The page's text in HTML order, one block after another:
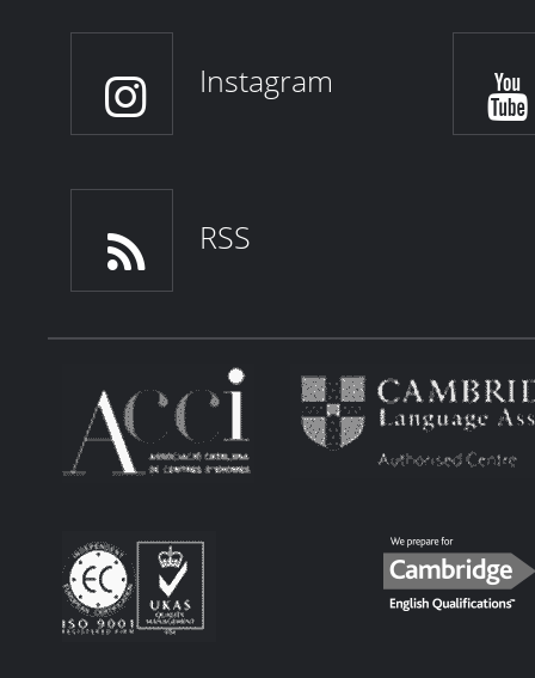
Instagram
RSS